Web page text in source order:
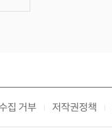
집 거부 저작권정책